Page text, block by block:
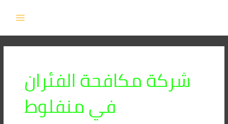
شركة مكافحة الفئران
في منفلوط